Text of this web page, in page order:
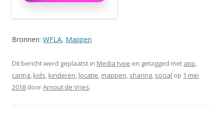
Bronnen: WFLA, Mappen
Dit bericht werd geplaatst in Media type en getagged met app,
caring, kids, kinderen, locatie, mappen, sharing, social op 1 mei
2018 doorArnout de Vries.